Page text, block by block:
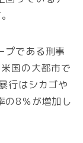
プである刑事
国の大都市で
行はシカゴや
の8％が増加し